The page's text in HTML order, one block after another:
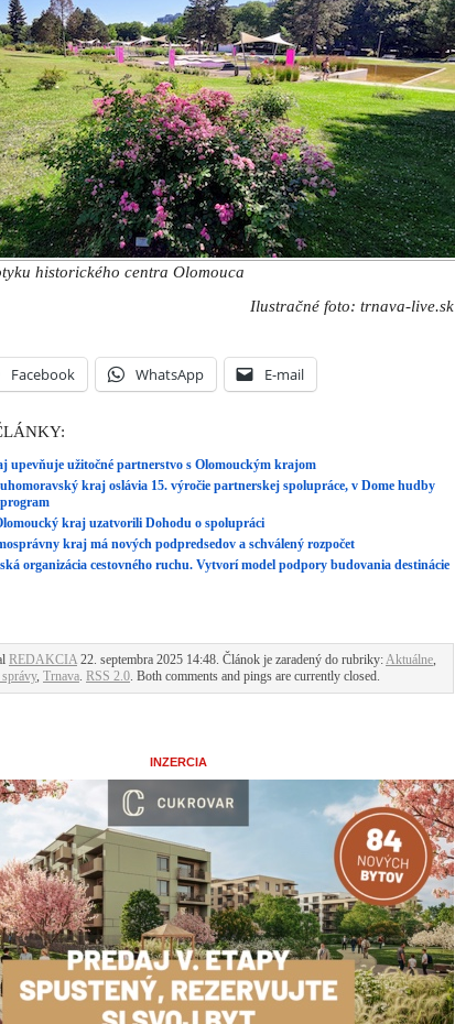
historického centra Olomouca
Ilustračné foto: trnava-live.sk
Facebook WhatsApp E-mail
upevňuje užitočné partnerstvo s Olomouckým krajom
kraj oslávia 15. výročie partnerskej spolupráce, v Dome hudby
kraj uzatvorili Dohodu o spolupráci
kraj má nových podpredsedov a schválený rozpočet
organizácia cestovného ruchu. Vytvorí model podpory budovania destinácie
REDAKCIA 22. septembra 2025 14:48. Článok je zaradený do rubriky:Aktuálne,
, Trnava. RSS 2.0. Both comments and pings are currently closed.
INZERCIA